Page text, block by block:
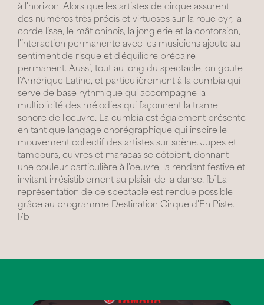
à l'horizon. Alors que les artistes de cirque assurent
des numéros très précis et virtuoses sur la roue cyr, la
corde lisse, le mât chinois, la jonglerie et la contorsion,
l'interaction permanente avec les musiciens ajoute au
sentiment de risque et d'équilibre précaire
permanent. Aussi, tout au long du spectacle, on goute
l'Amérique Latine, et particulièrement à la cumbia qui
serve de base rythmique qui accompagne la
multiplicité des mélodies qui façonnent la trame
sonore de l'oeuvre. La cumbia est également présente
en tant que langage chorégraphique qui inspire le
mouvement collectif des artistes sur scène. Jupes et
tambours, cuivres et maracas se côtoient, donnant
une couleur particulière à l'oeuvre, la rendant festive et
invitant irrésistiblement au plaisir de la danse. [b]La
représentation de ce spectacle est rendue possible
grâce au programme Destination Cirque d'En Piste.
[/b]